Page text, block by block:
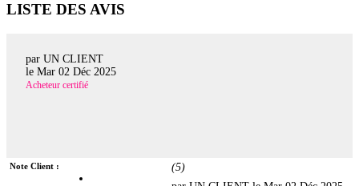
LISTE DES AVIS
par UN CLIENT
le Mar 02 Déc 2025
Acheteur certifié
Note Client : (5)